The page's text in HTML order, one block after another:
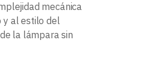
mecánica
y al estilo del
la lámpara sin